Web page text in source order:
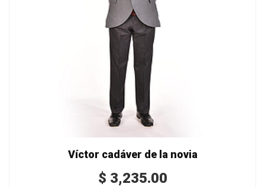
Víctor cadáver de la novia
$ 3,235.00